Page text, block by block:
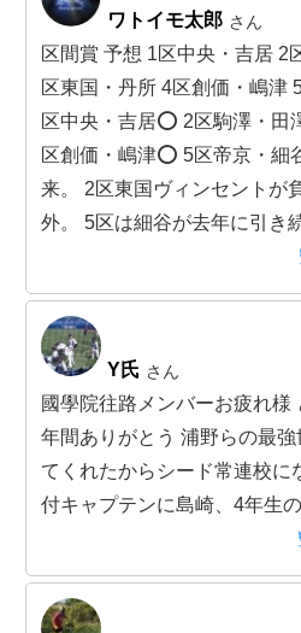
ワトイモ太郎 さん
区間賞 予想 1区中央・吉居 2
区東国・丹所 4区創価・嶋津
区中央・吉居⭕️ 2区駒澤・田
区創価・嶋津⭕️ 5区帝京・細
来。 2区東国ヴィンセントが
外。 5区は細谷が去年に引き
Y氏 さん
國學院往路メンバーお疲れ様
年間ありがとう 浦野らの最
てくれたからシード常連校に
付キャプテンに島崎、4年生